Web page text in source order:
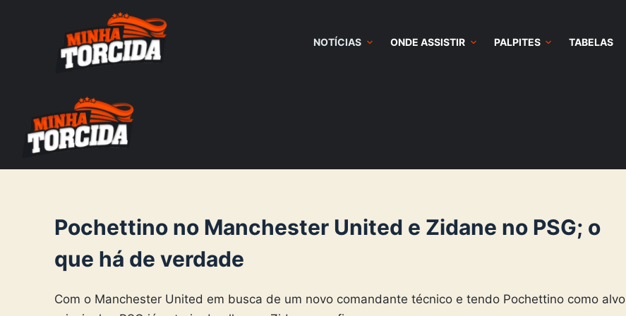
NOTÍCIAS ONDE ASSISTIR PALPITES TABELAS
Pochettino no Manchester United e Zidane no PSG; o
que há de verdade
Com o Manchester United em busca de um novo comandante técnico e tendo Pochettino como alvo